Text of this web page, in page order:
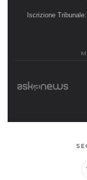
Iscrizione